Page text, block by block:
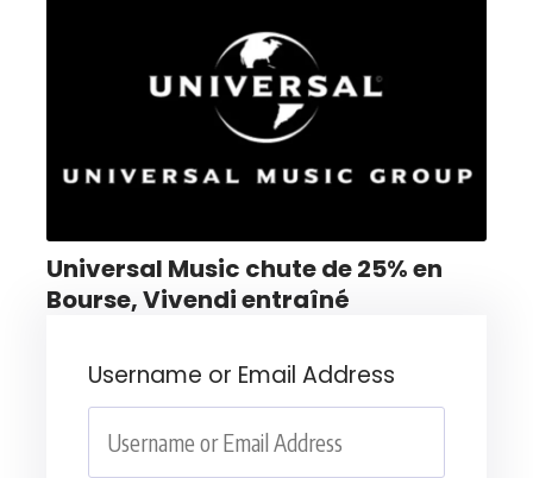
Universal Music chute de 25% en
Bourse, Vivendi entraîné
Username or Email Address